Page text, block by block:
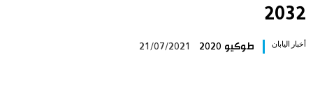
أحدث الموضوعات
2032
أخبار اليابان طوكيو 2020 21/07/2021